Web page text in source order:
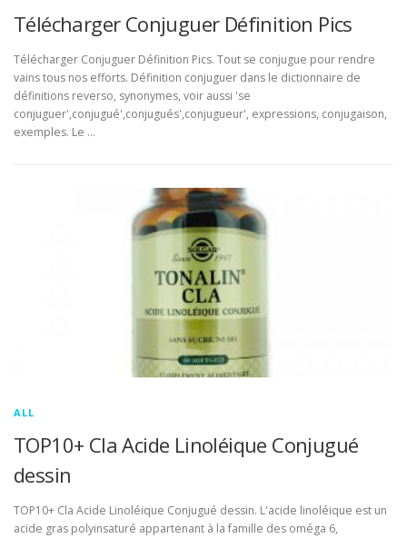
Télécharger Conjuguer Définition Pics
Télécharger Conjuguer Définition Pics. Tout se conjugue pour rendre
vains tous nos efforts. Définition conjuguer dans le dictionnaire de
définitions reverso, synonymes, voir aussi 'se
conjuguer',conjugué',conjugués',conjugueur', expressions, conjugaison,
exemples. Le …
ALL
TOP10+ Cla Acide Linoléique Conjugué
dessin
TOP10+ Cla Acide Linoléique Conjugué dessin. L'acide linoléique est un
acide gras polyinsaturé appartenant à la famille des oméga 6,